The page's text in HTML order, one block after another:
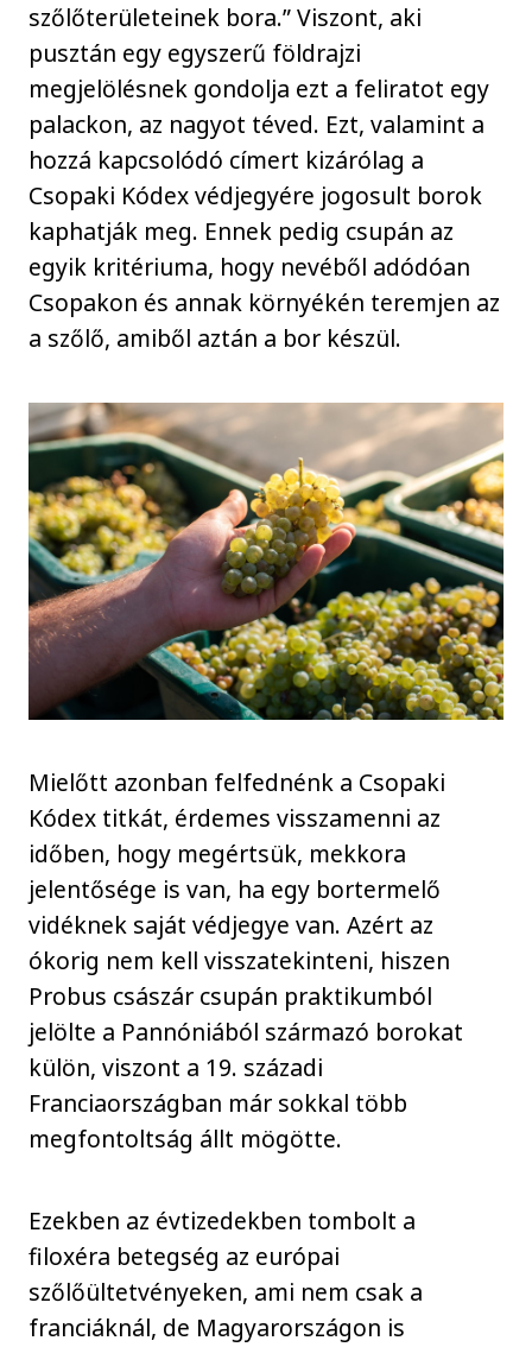
szőlőterületeinek bora.” Viszont, aki
pusztán egy egyszerű földrajzi
megjelölésnek gondolja ezt a feliratot egy
palackon, az nagyot téved. Ezt, valamint a
hozzá kapcsolódó címert kizárólag a
Csopaki Kódex védjegyére jogosult borok
kaphatják meg. Ennek pedig csupán az
egyik kritériuma, hogy nevéből adódóan
Csopakon és annak környékén teremjen az
a szőlő, amiből aztán a bor készül.
Mielőtt azonban felfednénk a Csopaki
Kódex titkát, érdemes visszamenni az
időben, hogy megértsük, mekkora
jelentősége is van, ha egy bortermelő
vidéknek saját védjegye van. Azért az
ókorig nem kell visszatekinteni, hiszen
Probus császár csupán praktikumból
jelölte a Pannóniából származó borokat
külön, viszont a 19. századi
Franciaországban már sokkal több
megfontoltság állt mögötte.
Ezekben az évtizedekben tombolt a
filoxéra betegség az európai
szőlőültetvényeken, ami nem csak a
franciáknál, de Magyarországon is